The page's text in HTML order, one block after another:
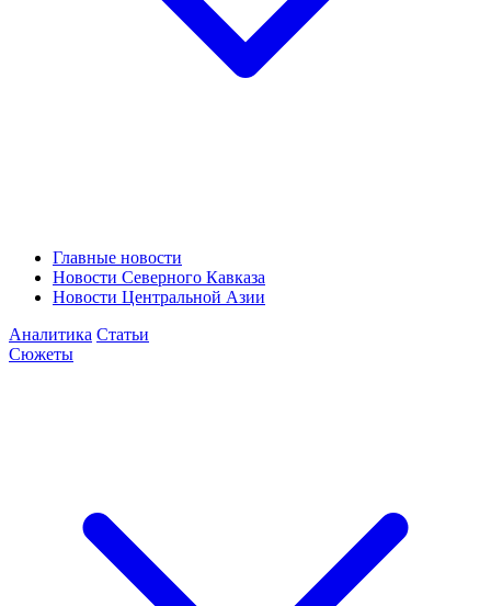
Главные новости
Новости Северного Кавказа
Новости Центральной Азии
Аналитика Статьи
Сюжеты